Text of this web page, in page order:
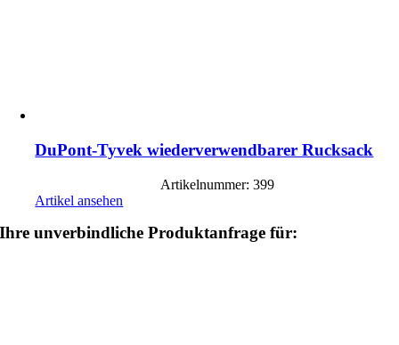
DuPont-Tyvek wiederverwendbarer Rucksack
Artikelnummer: 399
Artikel ansehen
Ihre unverbindliche Produktanfrage für: